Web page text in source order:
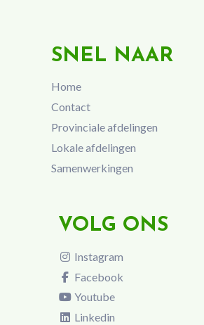
SNEL NAAR
Home
Contact
Provinciale afdelingen
Lokale afdelingen
Samenwerkingen
VOLG ONS
Instagram
Facebook
Youtube
Linkedin